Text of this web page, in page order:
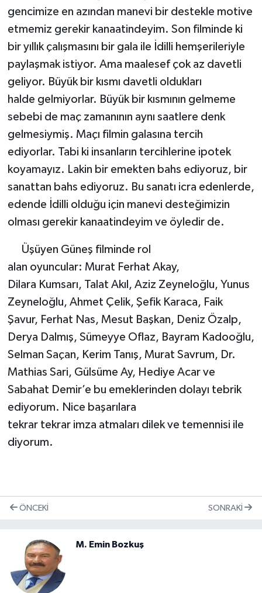
gencimize en azından manevi bir destekle motive
etmemiz gerekir kanaatindeyim. Son filminde ki
bir yıllık çalışmasını bir gala ile İdilli hemşerileriyle
paylaşmak istiyor. Ama maalesef çok az davetli
geliyor. Büyük bir kısmı davetli oldukları
halde gelmiyorlar. Büyük bir kısmının gelmeme
sebebi de maç zamanının aynı saatlere denk
gelmesiymiş. Maçı filmin galasına tercih
ediyorlar. Tabi ki insanların tercihlerine ipotek
koyamayız. Lakin bir emekten bahs ediyoruz, bir
sanattan bahs ediyoruz. Bu sanatı icra edenlerde,
edende İdilli olduğu için manevi desteğimizin
olması gerekir kanaatindeyim ve öyledir de.
Üşüyen Güneş filminde rol
alan oyuncular: Murat Ferhat Akay,
Dilara Kumsarı, Talat Akıl, Aziz Zeyneloğlu, Yunus
Zeyneloğlu, Ahmet Çelik, Şefik Karaca, Faik
Şavur, Ferhat Nas, Mesut Başkan, Deniz Özalp,
Derya Dalmış, Sümeyye Oflaz, Bayram Kadooğlu,
Selman Saçan, Kerim Tanış, Murat Savrum, Dr.
Mathias Sari, Gülsüme Ay, Hediye Acar ve
Sabahat Demir’e bu emeklerinden dolayı tebrik
ediyorum. Nice başarılara
tekrar tekrar imza atmaları dilek ve temennisi ile
diyorum.
ÖNCEKI SONRAKI
M. Emin Bozkuş